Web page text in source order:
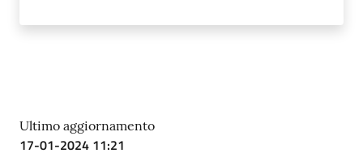
Pagamenti
Accedi
Ultimo aggiornamento
17-01-2024 11:21